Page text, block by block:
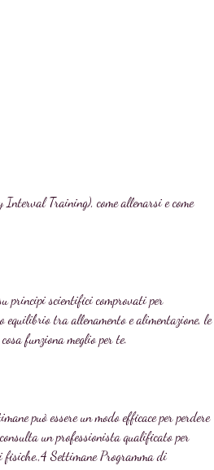
principi scientifici comprovati per
tra allenamento e alimentazione, le
funziona meglio per te.
può essere un modo efficace per perdere
un professionista qualificato per
fisiche.,4 Settimane Programma di